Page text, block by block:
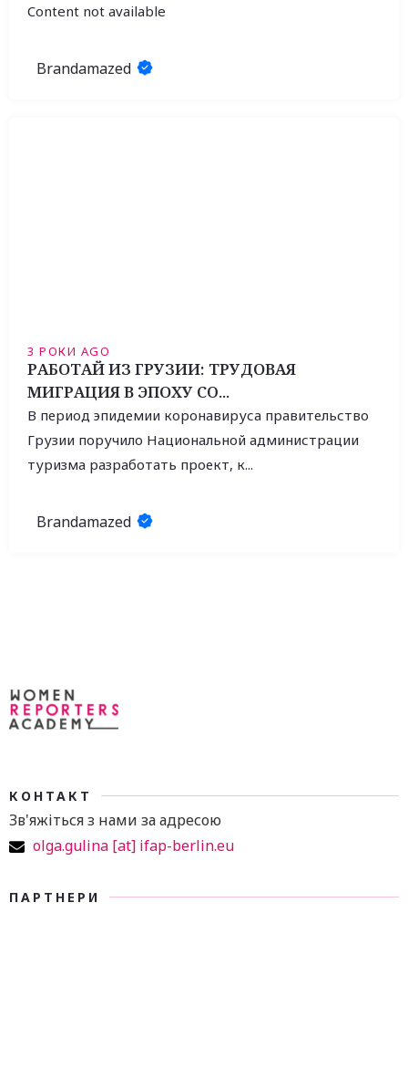
Content not available
Brandamazed
3 РОКИ AGO
РАБОТАЙ ИЗ ГРУЗИИ: ТРУДОВАЯ
МИГРАЦИЯ В ЭПОХУ CO...
В период эпидемии коронавируса правительство
Грузии поручило Национальной администрации
туризма разработать проект, к...
Brandamazed
КОНТАКТ
Зв'яжіться з нами за адресою
olga.gulina [at] ifap-berlin.eu
ПАРТНЕРИ